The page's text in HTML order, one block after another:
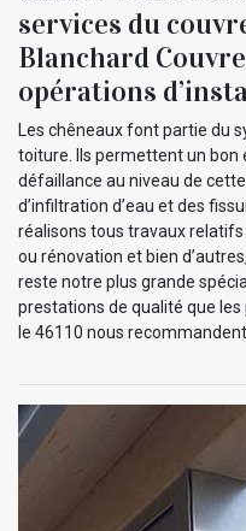
services du
Blanchard
opérations
Les chêneaux font partie du
toiture. Ils permettent un bon
défaillance au niveau de
d’infiltration d’eau et des
réalisons tous travaux
ou rénovation et bien
reste notre plus grande
prestations de qualité que
le 46110 nous recommandent.